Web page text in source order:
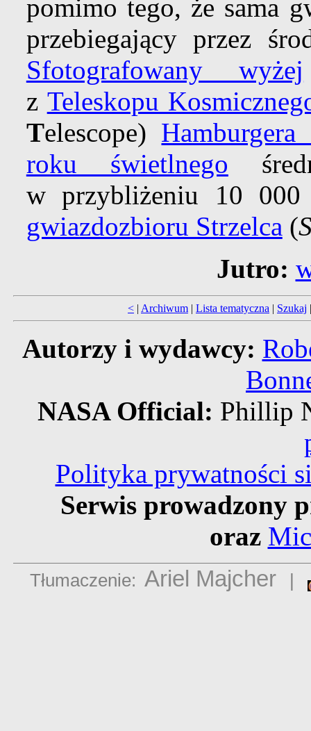
pomimo tego, że sama
przebiegający przez
Sfotografowany wyżej
z Teleskopu
Telescope) Hamburgera
roku świetlnego
w przybliżeniu 10
gwiazdozbioru Strzelca (
Jutro:
< | Archiwum | Lista tematyczna | Szukaj
Autorzy i wydawcy:
NASA Official: Phillip
Polityka prywatności
Serwis prowadzony
oraz
Tłumaczenie: Ariel Majcher |